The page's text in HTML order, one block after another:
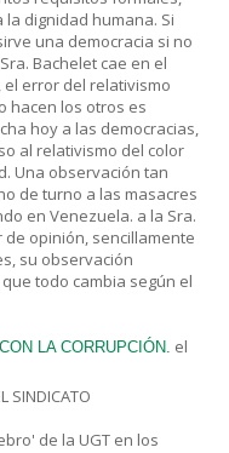
dignidad humana. Si
una democracia si no
Bachelet cae en el
error del relativismo
hacen los otros es
hoy a las democracias,
al relativismo del color
Una observación tan
de turno a las masacres
en Venezuela. a la Sra.
opinión, sencillamente
su observación
todo cambia según el
LA CORRUPCIÓN. el
SINDICATO
de la UGT en los